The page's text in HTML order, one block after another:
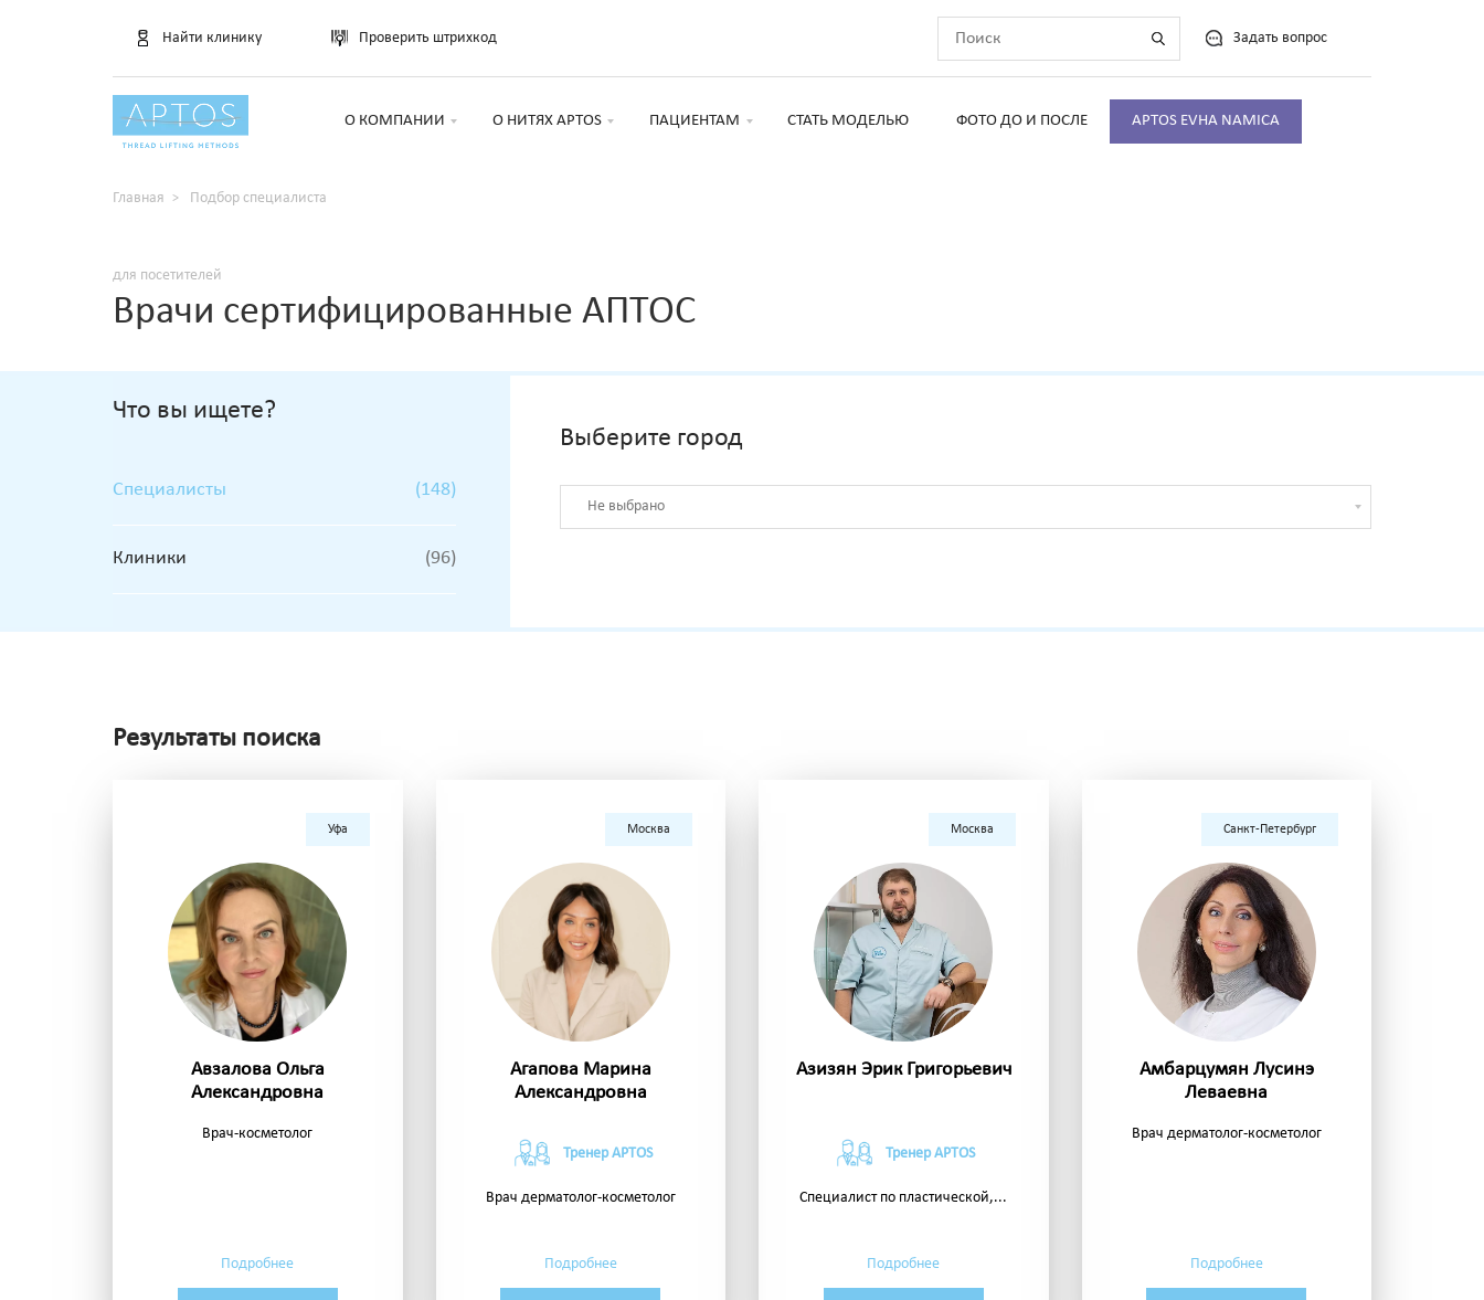
Найти клинику Проверить штрихкод Задать вопрос
О КОМПАНИИ О НИТЯХ APTOS ПАЦИЕНТАМ СТАТЬ МОДЕЛЬЮ ФОТО ДО И ПОСЛЕ APTOS EVHA NAMICA
Главная Подбор специалиста
для посетителей
Врачи сертифицированные АПТОС
Что вы ищете?
Специалисты (148)
Клиники (96)
Выберите город
Не выбрано
Результаты поиска
Уфа
Авзалова Ольга
Александровна
Врач-косметолог
Подробнее
Москва
Агапова Марина
Александровна
Тренер APTOS
Врач дерматолог-косметолог
Подробнее
Москва
Азизян Эрик Григорьевич
Тренер APTOS
Специалист по пластической,...
Подробнее
Санкт-Петербург
Амбарцумян Лусинэ
Леваевна
Врач дерматолог-косметолог
Подробнее